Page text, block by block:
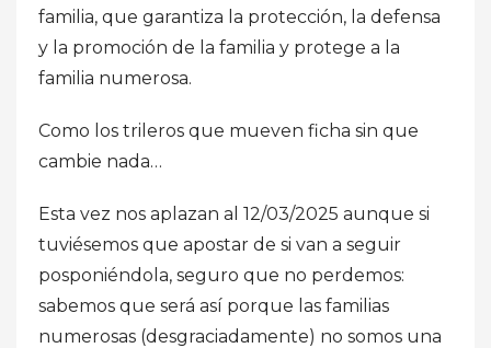
familia, que garantiza la protección, la defensa
y la promoción de la familia y protege a la
familia numerosa.
Como los trileros que mueven ficha sin que
cambie nada…
Esta vez nos aplazan al 12/03/2025 aunque si
tuviésemos que apostar de si van a seguir
posponiéndola, seguro que no perdemos:
sabemos que será así porque las familias
numerosas (desgraciadamente) no somos una